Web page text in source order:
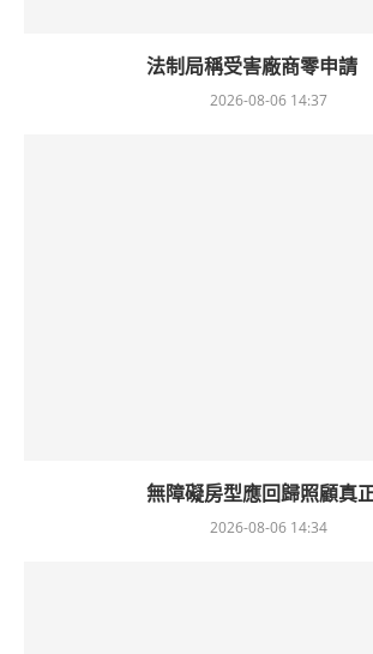
法制局稱受害廠商零申請
2026-08-06 14:37
無障礙房型應回歸照顧真
2026-08-06 14:34